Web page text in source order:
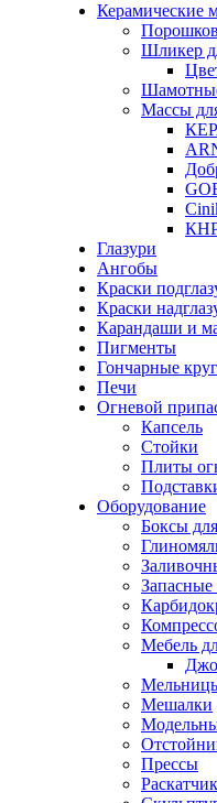
Керамические
Шликер
Массы
Глазури
Ангобы
Краски
Краски
Карандаши и
Пигменты
Гончарные
Печи
Огневой
Капсель
Стойки
Плиты
Оборудование
Боксы
Запасные
Мебель
Мешалки
Прессы